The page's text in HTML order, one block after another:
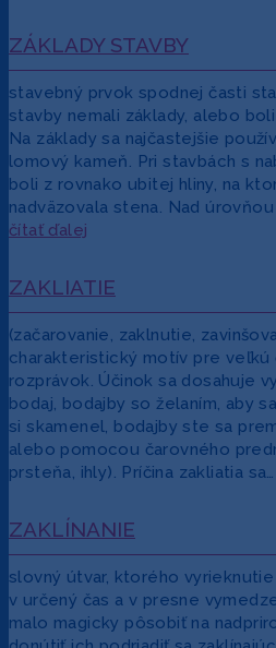
ZÁKLADY STAVBY
stavebný prvok spodnej časti
stavby nemali základy, alebo
Na základy sa najčastejšie
lomový kameň. Pri stavbách s
boli z rovnako ubitej hliny, na
nadväzovala stena. Nad
čítať ďalej
ZAKLIATIE
(začarovanie, zaklnutie,
charakteristický motív pre veľkú
rozprávok. Účinok sa dosahuje
bodaj, bodajby so želaním, aby
si skamenel, bodajby ste sa
alebo pomocou čarovného
prsteňa, ihly). Príčina zakliatia sa…
ZAKLÍNANIE
slovný útvar, ktorého
v určený čas a v presne
malo magicky pôsobiť na